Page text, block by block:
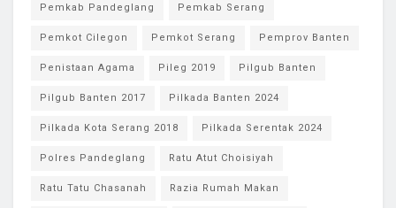
Pemkab Pandeglang Pemkab Serang
Pemkot Cilegon Pemkot Serang Pemprov Banten
Penistaan Agama Pileg 2019 Pilgub Banten
Pilgub Banten 2017 Pilkada Banten 2024
Pilkada Kota Serang 2018 Pilkada Serentak 2024
Polres Pandeglang Ratu Atut Choisiyah
Ratu Tatu Chasanah Razia Rumah Makan